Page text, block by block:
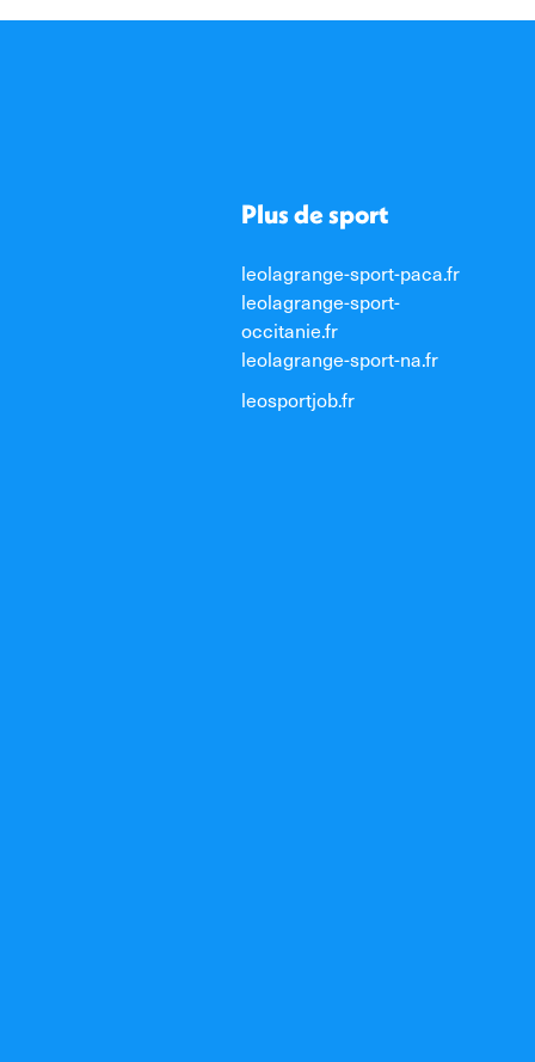
Plus de sport
leolagrange-sport-paca.fr
leolagrange-sport-
occitanie.fr
leolagrange-sport-na.fr
leosportjob.fr